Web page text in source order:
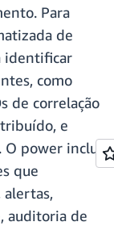
Para
de
identificar
como
de correlação
e
power inclui
que
alertas,
auditoria de